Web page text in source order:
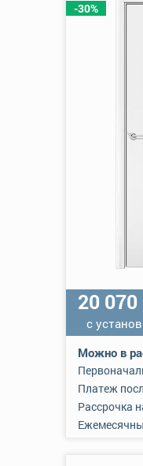
-30%
20 070
с
Можно в
Платеж
Рассрочка